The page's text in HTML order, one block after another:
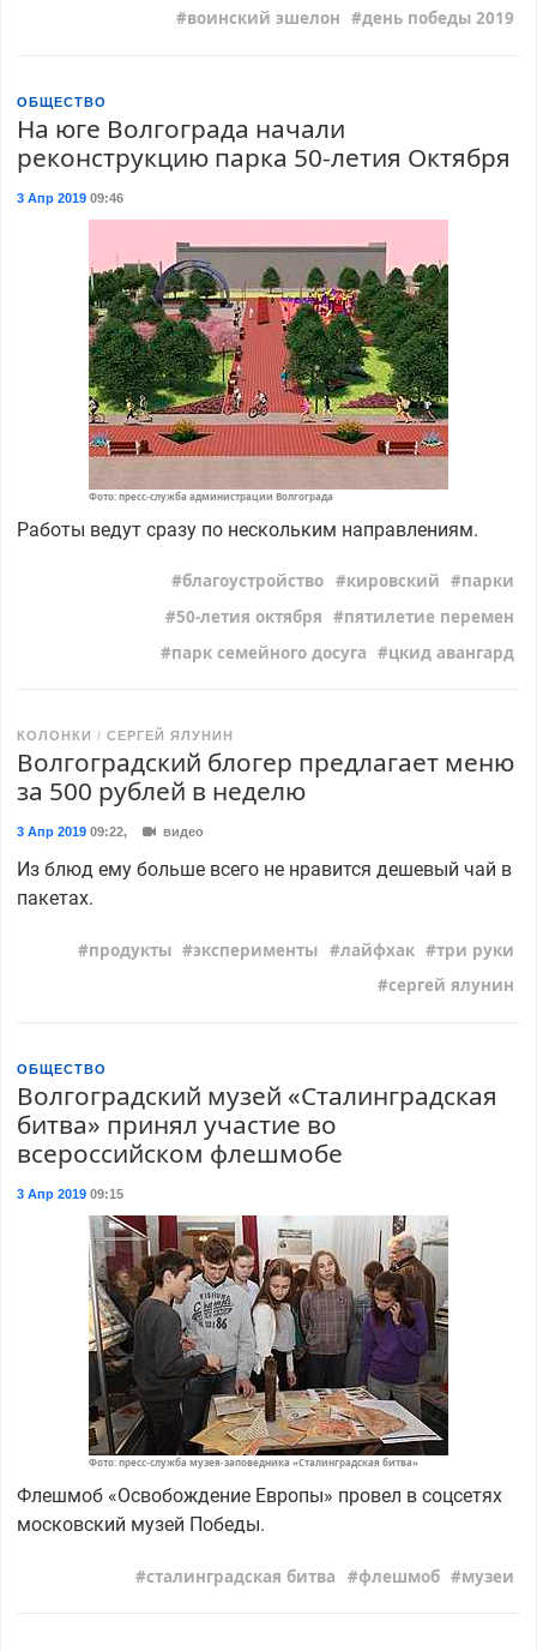
воинский эшелон день победы 2019
ОБЩЕСТВО
На юге Волгограда начали
реконструкцию парка 50-летия Октября
3 Апр 201909:46
Фото: пресс-служба администрации Волгограда
Работы ведут сразу по нескольким направлениям.
благоустройство кировский
парки
50-летия октября
пятилетие перемен
парк семейного досуга
цкид авангард
КОЛОНКИ СЕРГЕЙ ЯЛУНИН
Волгоградский блогер предлагает меню
за 500 рублей в неделю
3 Апр 201909:22, видео
Из блюд ему больше всего не нравится дешевый чай в
пакетах.
продукты эксперименты лайфхак
три руки
сергей ялунин
ОБЩЕСТВО
Волгоградский музей «Сталинградская
битва» принял участие во
всероссийском флешмобе
3 Апр 201909:15
Фото: пресс-служба музея-заповедника «Сталинградская битва»
Флешмоб «Освобождение Европы» провел в соцсетях
московский музей Победы.
сталинградская битва флешмоб музеи